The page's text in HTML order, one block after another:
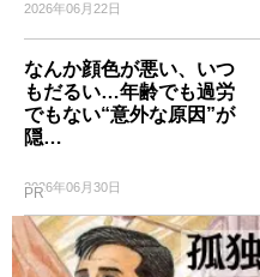
2026年06月22日
なんか顔色が悪い、いつ
もだるい…年齢でも過労
でもない“意外な原因”が
隠…
2026年06月30日
PR